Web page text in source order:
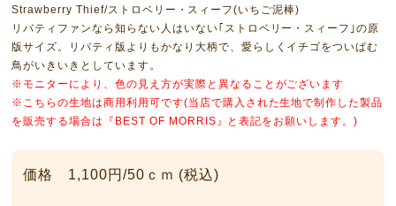
Strawberry Thief/ストロベリー・スィーフ(いちご泥棒)
リバティファンなら知らない人はいない｢ストロベリー・スィーフ｣の原
版サイズ。リバティ版よりもかなり大柄で、愛らしくイチゴをついばむ
鳥がいきいきとしています。
※モニターにより、色の見え方が実際と異なることがございます
※こちらの生地は商用利用可です(当店で購入された生地で制作した製品
を販売する場合は『BEST OF MORRIS』と表記をお願いします。)
価格 1,100円/50ｃｍ (税込)